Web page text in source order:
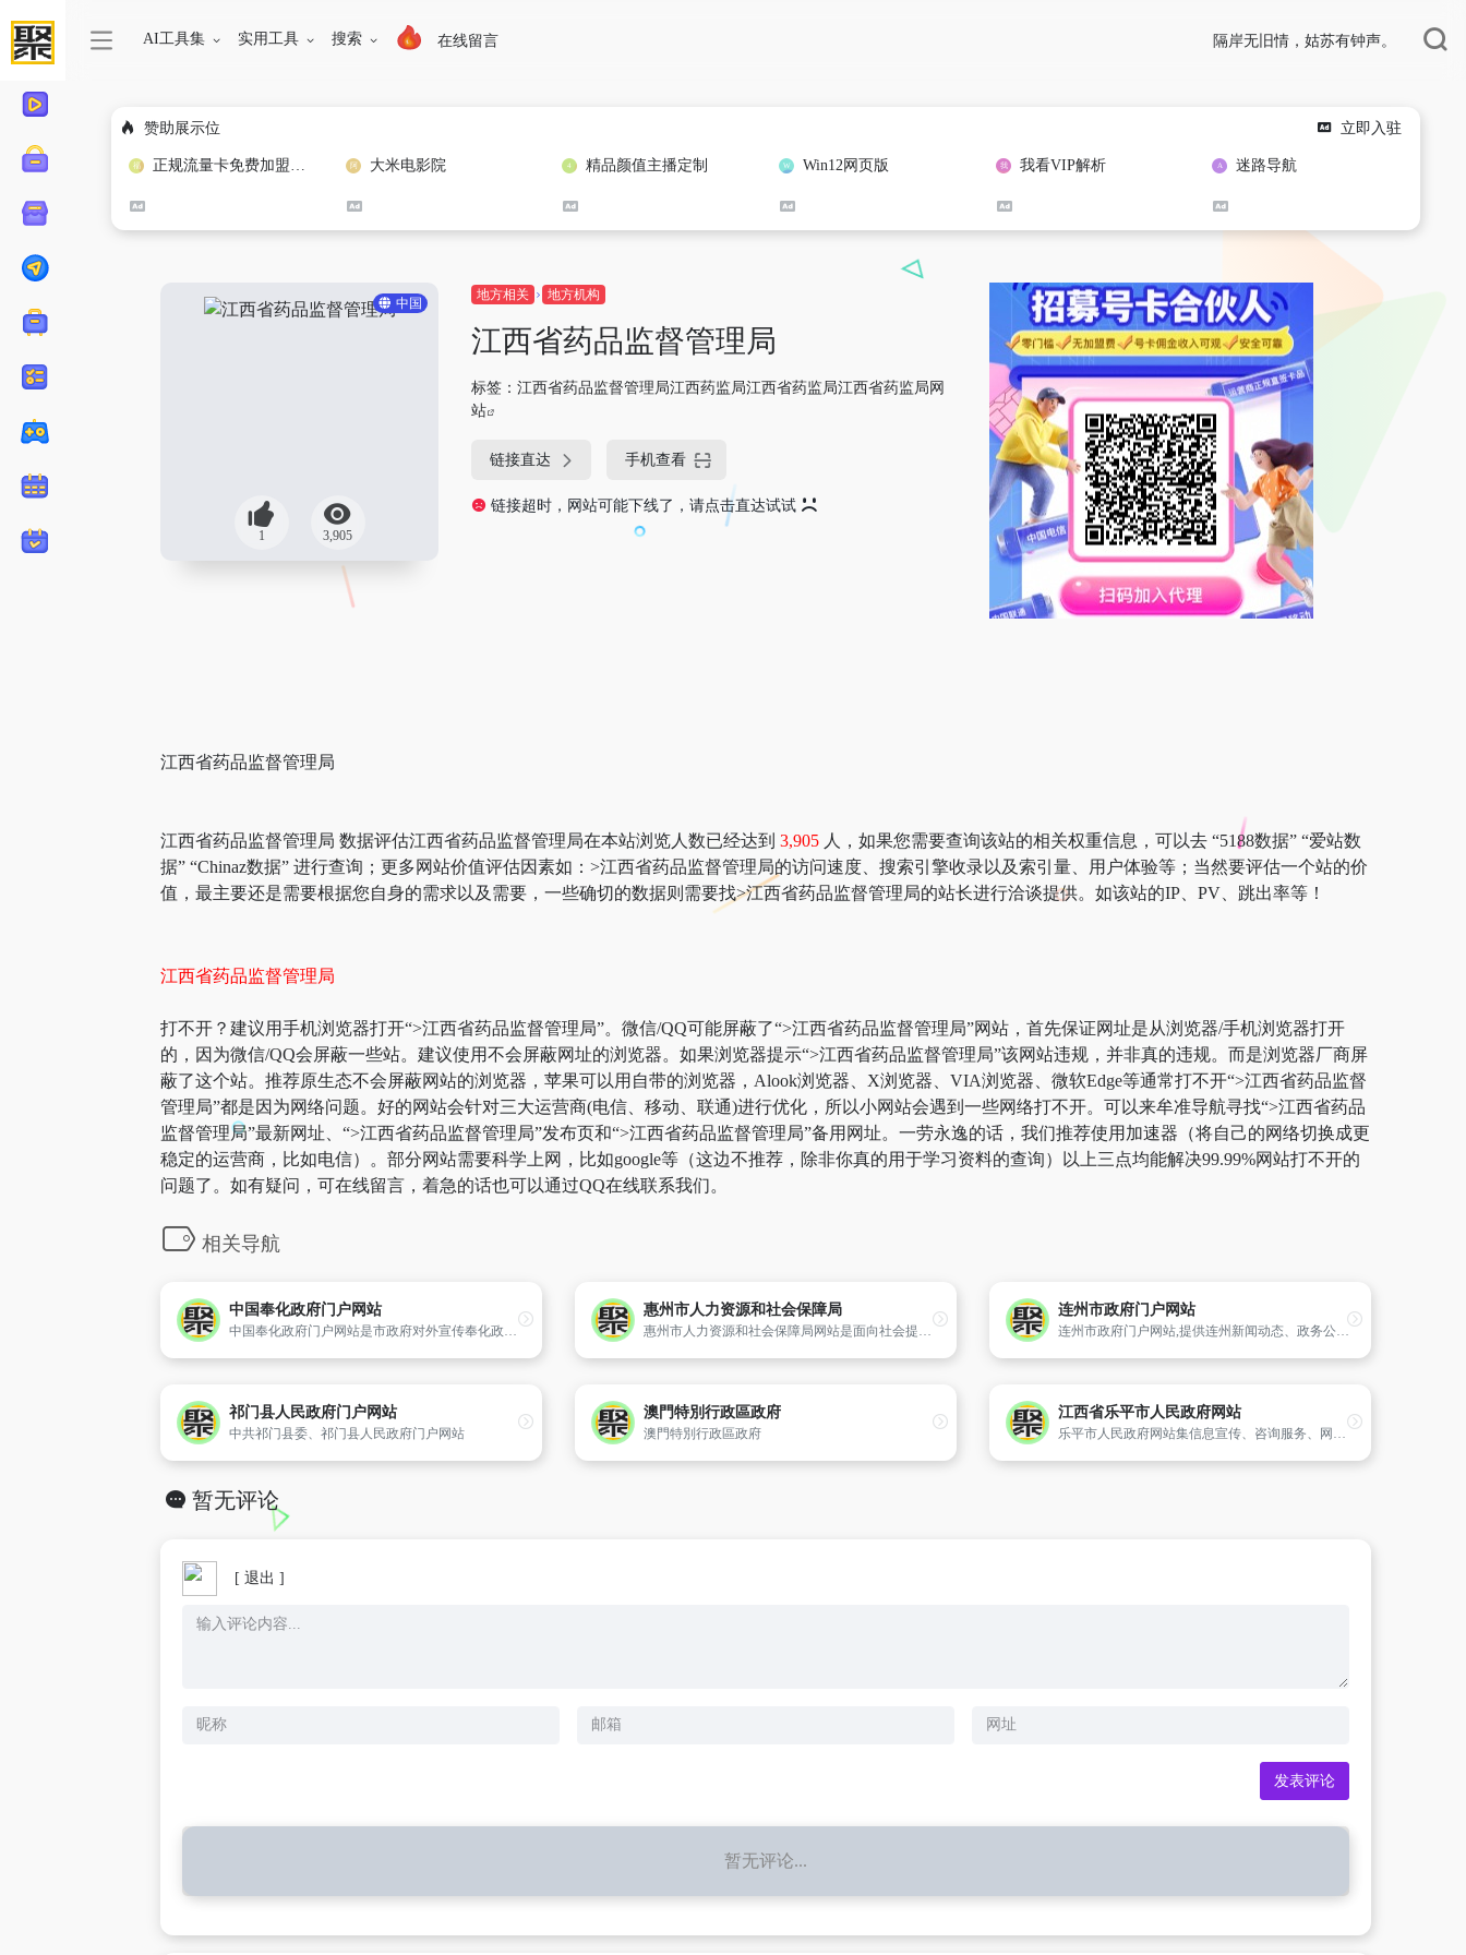
AI工具集 实用工具 搜索 在线留言 隔岸无旧情，姑苏有钟声。
赞助展示位 立即入驻
正规流量卡免费加盟合作 大米电影院 精品颜值主播定制 Win12网页版 我看VIP解析 迷路导航
中国
1 3,905
地方相关 地方机构
江西省药品监督管理局
标签： 江西省药品监督管理局江西药监局江西省药监局江西省药监局网
站
链接直达 手机查看
链接超时，网站可能下线了，请点击直达试试
江西省药品监督管理局
江西省药品监督管理局 数据评估江西省药品监督管理局在本站浏览人数已经达到 3,905 人，如果您需要查询该站的相关权重信息，可以去 “5188数据” “爱站数
据” “Chinaz数据” 进行查询；更多网站价值评估因素如：>江西省药品监督管理局的访问速度、搜索引擎收录以及索引量、用户体验等；当然要评估一个站的价
值，最主要还是需要根据您自身的需求以及需要，一些确切的数据则需要找>江西省药品监督管理局的站长进行洽谈提供。如该站的IP、PV、跳出率等！
江西省药品监督管理局
打不开？建议用手机浏览器打开“>江西省药品监督管理局”。微信/QQ可能屏蔽了“>江西省药品监督管理局”网站，首先保证网址是从浏览器/手机浏览器打开
的，因为微信/QQ会屏蔽一些站。建议使用不会屏蔽网址的浏览器。如果浏览器提示“>江西省药品监督管理局”该网站违规，并非真的违规。而是浏览器厂商屏
蔽了这个站。推荐原生态不会屏蔽网站的浏览器，苹果可以用自带的浏览器，Alook浏览器、X浏览器、VIA浏览器、微软Edge等通常打不开“>江西省药品监督
管理局”都是因为网络问题。好的网站会针对三大运营商(电信、移动、联通)进行优化，所以小网站会遇到一些网络打不开。可以来牟准导航寻找“>江西省药品
监督管理局”最新网址、“>江西省药品监督管理局”发布页和“>江西省药品监督管理局”备用网址。一劳永逸的话，我们推荐使用加速器（将自己的网络切换成更
稳定的运营商，比如电信）。部分网站需要科学上网，比如google等（这边不推荐，除非你真的用于学习资料的查询）以上三点均能解决99.99%网站打不开的
问题了。如有疑问，可在线留言，着急的话也可以通过QQ在线联系我们。
相关导航
中国奉化政府门户网站
中国奉化政府门户网站是市政府对外宣传奉化政治、经济和社会发展等各方面情况,服务百姓,服务企业,服务国内外人士的桥梁,是政府与公众联络和交流的门户。网站提供个性化的服务,集聚与服务对象相关的热门网站,分门别类提供服务信息和导航,利用邮件、短信等手段加强与用户之间的沟通交流。
惠州市人力资源和社会保障局
惠州市人力资源和社会保障局网站是面向社会提供劳动保障全方位服务的公众信息网。网站以“政务公开”、“新闻中心”、“办事指南”、“专题专栏”、“公共服务信息”、“互动交流”为核心,为公众提供全方位的劳动保障政策查询、政务信息公开、网上互动办事,以及参与监督等服务。
连州市政府门户网站
连州市政府门户网站,提供连州新闻动态、政务公开、网上办事、网上咨询等便民服务！
祁门县人民政府门户网站
中共祁门县委、祁门县人民政府门户网站
澳門特別行政區政府
澳門特別行政區政府
江西省乐平市人民政府网站
乐平市人民政府网站集信息宣传、咨询服务、网上办事为一体,及时为公众提供乐平市的政务、经济、生活、文化旅游等信息,为各界人士提供网上办理有关事务和业务的服务。
暂无评论
[ 退出 ]
暂无评论...